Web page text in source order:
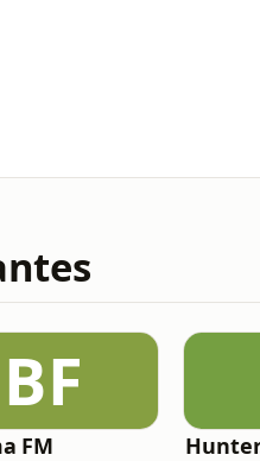
BF
FM